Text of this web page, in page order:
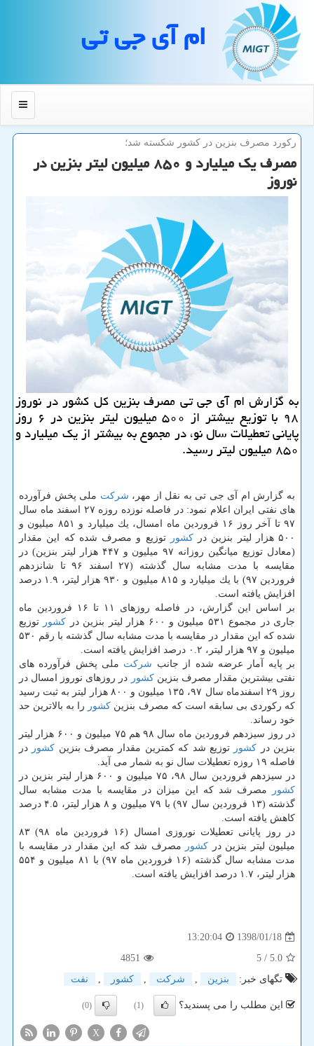
ام آی جی تی
منو
ركورد مصرف بنزین در كشور شكسته شد؛
مصرف یك میلیارد و ۸۵۰ میلیون لیتر بنزین در
نوروز
به گزارش ام آی جی تی مصرف بنزین كل كشور در نوروز
۹۸ با توزیع بیشتر از ۵۰۰ میلیون لیتر بنزین در ۶ روز
پایانی تعطیلات سال نو، در مجموع به بیشتر از یك میلیارد و
۸۵۰ میلیون لیتر رسید.
به گزارش ام آی جی تی به نقل از مهر، شركت ملی پخش فرآورده
های نفتی ایران اعلام نمود: در فاصله نوزده روزه ۲۷ اسفند ماه سال
۹۷ تا آخر روز ۱۶ فروردین ماه امسال، یك میلیارد و ۸۵۱ میلیون و
۵۰۰ هزار لیتر بنزین در
كشور
توزیع و مصرف شده كه این مقدار
(معادل توزیع میانگین روزانه ۹۷ میلیون و ۴۴۷ هزار لیتر بنزین) در
مقایسه با مدت مشابه سال گذشته (۲۷ اسفند ۹۶ تا شانزدهم
فروردین ۹۷) با یك میلیارد و ۸۱۵ میلیون و ۹۳۰ هزار لیتر، ۱.۹ درصد
افزایش یافته است.
بر اساس این گزارش، در فاصله روزهای ۱۱ تا ۱۶ فروردین ماه
جاری در مجموع ۵۳۱ میلیون و ۶۰۰ هزار لیتر بنزین در
كشور توزیع
شده كه این مقدار در مقایسه با مدت مشابه سال گذشته با رقم ۵۳۰
میلیون و ۹۷ هزار لیتر، ۰.۲ درصد افزایش یافته است.
بر پایه آمار عرضه شده از جانب شركت ملی پخش فرآورده های
نفتی بیشترین مقدار مصرف بنزینكشور در روزهای نوروز امسال در
روز ۲۹ اسفندماه سال ۹۷، ۱۳۵ میلیون و ۸۰۰ هزار لیتر به ثبت رسید
كه ركوردی بی سابقه است كه مصرف بنزین كشور را به بالاترین حد
خود رساند.
در روز سیزدهم فروردین ماه سال ۹۸ هم ۷۵ میلیون و ۶۰۰ هزار لیتر
بنزین در كشور توزیع شد كه كمترین مقدار مصرف بنزین كشور در
فاصله ۱۹ روزه تعطیلات سال نو به شمار می آید.
در سیزدهم فروردین سال ۹۸، ۷۵ میلیون و ۶۰۰ هزار لیتر بنزین در
كشور
مصرف شد كه این میزان در مقایسه با مدت مشابه سال
گذشته (۱۳ فروردین سال ۹۷) با ۷۹ میلیون و ۸ هزار لیتر، ۴.۵ درصد
كاهش یافته است.
در روز پایانی تعطیلات نوروزی امسال (۱۶ فروردین ماه ۹۸) ۸۳
میلیون لیتر بنزین در كشور
مصرف شد كه این مقدار در مقایسه با
مدت مشابه سال گذشته (۱۶ فروردین ماه ۹۷) با ۸۱ میلیون و ۵۵۴
هزار لیتر، ۱.۷ درصد افزایش یافته است.
1398/01/18
13:20:04
5.0
/ 5
4851
تگهای خبر:
بنزین , شركت , كشور , نفت
این مطلب را می پسندید؟ (1)
(0)
X